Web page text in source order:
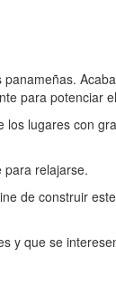
para potenciar
los lugares con
para relajarse.
de construir
y que se